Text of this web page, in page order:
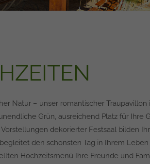
Natur – unser romantischer Traupavillon
Grün, ausreichend Platz für Ihre
dekorierter Festsaal bilden
den schönsten Tag in Ihrem
Hochzeitsmenü Ihre Freunde und